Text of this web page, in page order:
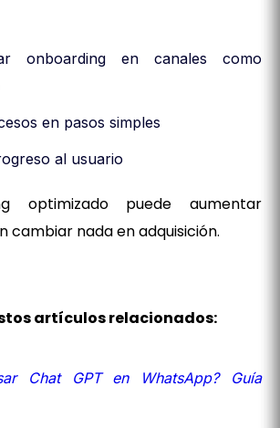
onboarding en canales como
en pasos simples
al usuario
optimizado puede aumentar
cambiar nada en adquisición.
artículos relacionados:
Chat GPT en WhatsApp? Guía